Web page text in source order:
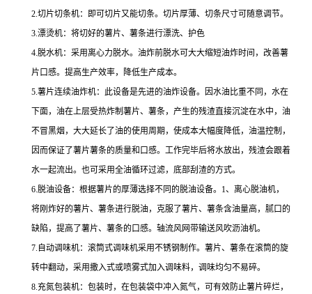
2.切片切条机：即可切片又能切条。切片厚薄、切条尺寸可随意调节。
3.漂烫机：将切好的薯片、薯条进行漂洗、护色
4.脱水机：采用离心力脱水。油炸前脱水可大大缩短油炸时间，改善薯
片口感。提高生产效率，降低生产成本。
5.薯片连续油炸机：此设备是先进的油炸设备。因水油比重不同，水在
下面，油在上层受热炸制薯片、薯条，产生的残渣直接沉淀在水中，油
不冒黑烟，大大延长了油的使用周期，使成本大幅度降低，油温控制，
因而保证了薯片薯条的质量和口感。工作完毕后将水放出，残渣会跟着
水一起流出。也可采用全油循环过滤，底部刮渣的方式。
6.脱油设备：根据薯片的厚薄选择不同的脱油设备。1、离心脱油机，
将刚炸好的薯片、薯条进行脱油，克服了薯片、薯条含油量高，腻口的
缺陷，提高了薯片、薯条的口感。轴流风网带输送风吹沥油机。
7.自动调味机：滚筒式调味机采用不锈钢制作。薯片、薯条在滚筒的旋
转中翻动，采用撒入式或喷雾式加入调味料，调味均匀不易碎。
8.充氮包装机：包装时，在包装袋中冲入氮气，可有效防止薯片碎烂，